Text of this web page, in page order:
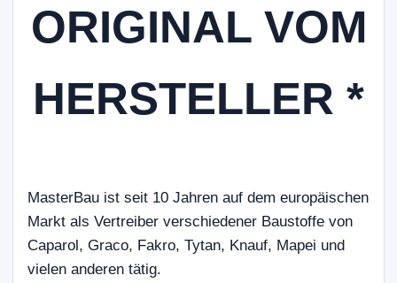
ORIGINAL VOM
HERSTELLER *
MasterBau ist seit 10 Jahren auf dem europäischen
Markt als Vertreiber verschiedener Baustoffe von
Caparol, Graco, Fakro, Tytan, Knauf, Mapei und
vielen anderen tätig.